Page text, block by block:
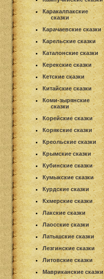
Каракалпакские
сказки
Карачаевские сказки
Карельские сказки
Каталонские сказки
Керекские сказки
Кетские сказки
Китайские сказки
Коми-зырянские
сказки
Корейские сказки
Корякские сказки
Креольские сказки
Крымские сказки
Кубинские сказки
Кумыкские сказки
Курдские сказки
Кхмерские сказки
Лакские сказки
Лаосские сказки
Латышские сказки
Лезгинские сказки
Литовские сказки
Мавриканские сказки